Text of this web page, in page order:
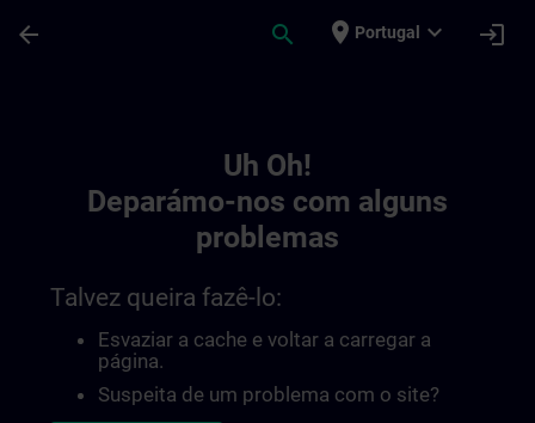
arrow_back search place Portugal expand_more login
Uh Oh!
Deparámo-nos com alguns
problemas
Talvez queira fazê-lo:
Esvaziar a cache e voltar a carregar a
página.
Suspeita de um problema com o site?